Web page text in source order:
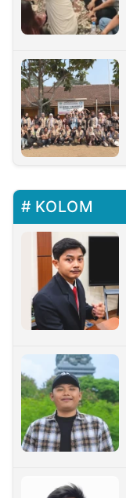
KOLOM